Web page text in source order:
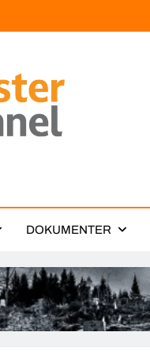
DOKUMENTER